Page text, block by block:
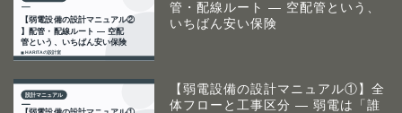
管・配線ルート ― 空配管という、
いちばん安い保険
【弱電設備の設計マニュアル①】全
体フローと工事区分 ― 弱電は「誰